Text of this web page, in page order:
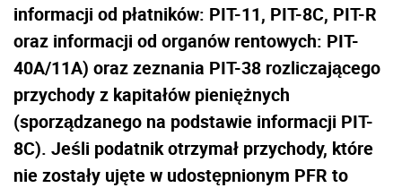
informacji od płatników: PIT-11, PIT-8C, PIT-R
oraz informacji od organów rentowych: PIT-
40A/11A) oraz zeznania PIT-38 rozliczającego
przychody z kapitałów pieniężnych
(sporządzanego na podstawie informacji PIT-
8C). Jeśli podatnik otrzymał przychody, które
nie zostały ujęte w udostępnionym PFR to